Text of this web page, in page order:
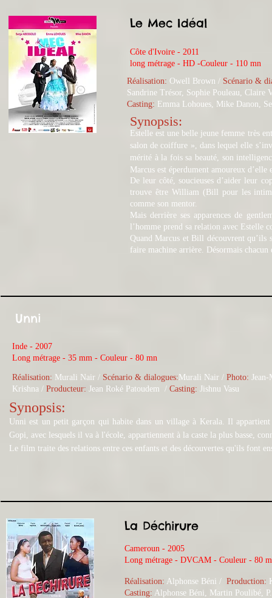
Le Mec Idéal
Côte d'Ivoire - 2011
long métrage - HD -Couleur - 110 mn
Réalisation: Owell Brown / Scénario &
Sandrine Trésor, Sophie Pouleau, Claire
Casting: Emma Lohoues, Mike Danon,
Synopsis:
Estelle est une belle jeune femme très
salon de coiffure », dans lequel elle
mérité à la fois sa beauté, son
Marcus est éperdument amoureux
De leur côté, soucieuses d’aider leur
trouve être William (Bill pour les
comme son mentor.
Mais derrière ses apparences de
l’homme prend sa relation avec
Quand Marcus et Bill découvrent qu’ils
faire machine arrière. Désormais
Unni
Inde - 2007
Long métrage - 35 mm - Couleur - 80 mn
Réalisation: Murali Nair / Scénario & dialogues: Murali Nair / Photo: Jean-
Krishna / Producteur: Jean Roké Patoudem / Casting: Jishnu Vasu
Synopsis:
Unni est un petit garçon qui habite dans un village à Kerala. Il
Gopi, avec lesquels il va à l'école, appartiennent à la caste la plus basse,
Le film traite des relations entre ces enfants et des découvertes qu'ils font
La Déchirure
Cameroun - 2005
Long métrage - DVCAM - Couleur - 80
Réalisation: Alphonse Béni / Production:
Casting: Alphonse Béni, Martin Poulibé,